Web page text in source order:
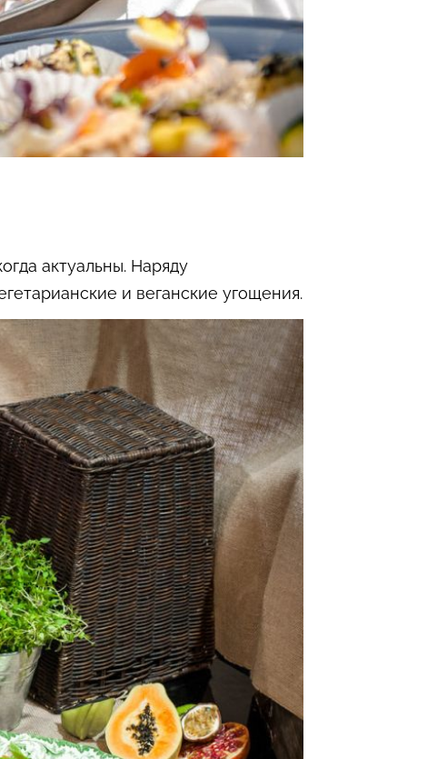
актуальны. Наряду
и веганские угощения.